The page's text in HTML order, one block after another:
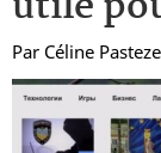
Par Céline